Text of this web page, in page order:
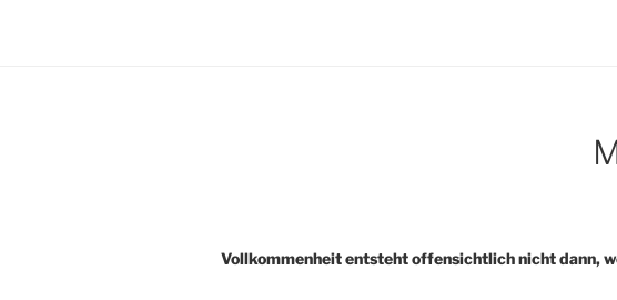
Vollkommenheit entsteht offensichtlich nicht dann,